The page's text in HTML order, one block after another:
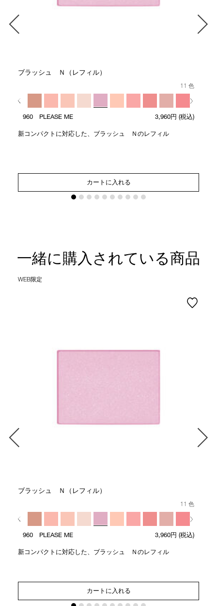
ブラッシュ Ｎ（レフィル）
11 色
960 PLEASE ME 3,960円 (税込)
新コンパクトに対応した、ブラッシュ Ｎのレフィル
カートに入れる
一緒に購入されている商品
WEB限定
ブラッシュ Ｎ（レフィル）
11 色
960 PLEASE ME 3,960円 (税込)
新コンパクトに対応した、ブラッシュ Ｎのレフィル
カートに入れる